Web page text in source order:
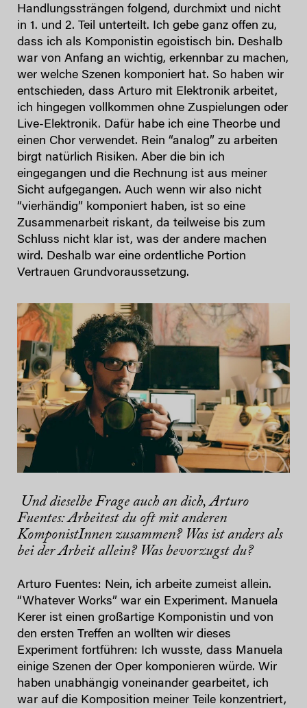
Handlungssträngen folgend, durchmixt und nicht
in 1. und 2. Teil unterteilt. Ich gebe ganz offen zu,
dass ich als Komponistin egoistisch bin. Deshalb
war von Anfang an wichtig, erkennbar zu machen,
wer welche Szenen komponiert hat. So haben wir
entschieden, dass Arturo mit Elektronik arbeitet,
ich hingegen vollkommen ohne Zuspielungen oder
Live-Elektronik. Dafür habe ich eine Theorbe und
einen Chor verwendet. Rein “analog” zu arbeiten
birgt natürlich Risiken. Aber die bin ich
eingegangen und die Rechnung ist aus meiner
Sicht aufgegangen. Auch wenn wir also nicht
“vierhändig” komponiert haben, ist so eine
Zusammenarbeit riskant, da teilweise bis zum
Schluss nicht klar ist, was der andere machen
wird. Deshalb war eine ordentliche Portion
Vertrauen Grundvoraussetzung.
Und dieselbe Frage auch an dich, Arturo
Fuentes: Arbeitest du oft mit anderen
KomponistInnen zusammen? Was ist anders als
bei der Arbeit allein? Was bevorzugst du?
Arturo Fuentes: Nein, ich arbeite zumeist allein.
“Whatever Works” war ein Experiment. Manuela
Kerer ist einen großartige Komponistin und von
den ersten Treffen an wollten wir dieses
Experiment fortführen: Ich wusste, dass Manuela
einige Szenen der Oper komponieren würde. Wir
haben unabhängig voneinander gearbeitet, ich
war auf die Komposition meiner Teile konzentriert,